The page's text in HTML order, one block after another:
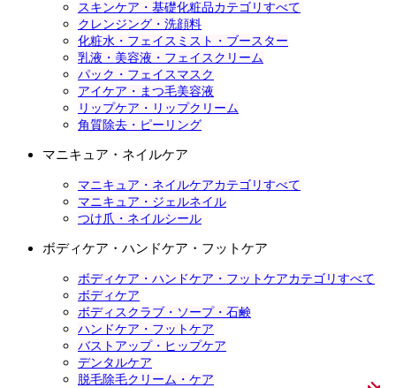
スキンケア・基礎化粧品カテゴリすべて
クレンジング・洗顔料
化粧水・フェイスミスト・ブースター
乳液・美容液・フェイスクリーム
パック・フェイスマスク
アイケア・まつ毛美容液
リップケア・リップクリーム
角質除去・ピーリング
マニキュア・ネイルケア
マニキュア・ネイルケアカテゴリすべて
マニキュア・ジェルネイル
つけ爪・ネイルシール
ボディケア・ハンドケア・フットケア
ボディケア・ハンドケア・フットケアカテゴリすべて
ボディケア
ボディスクラブ・ソープ・石鹸
ハンドケア・フットケア
バストアップ・ヒップケア
デンタルケア
脱毛除毛クリーム・ケア